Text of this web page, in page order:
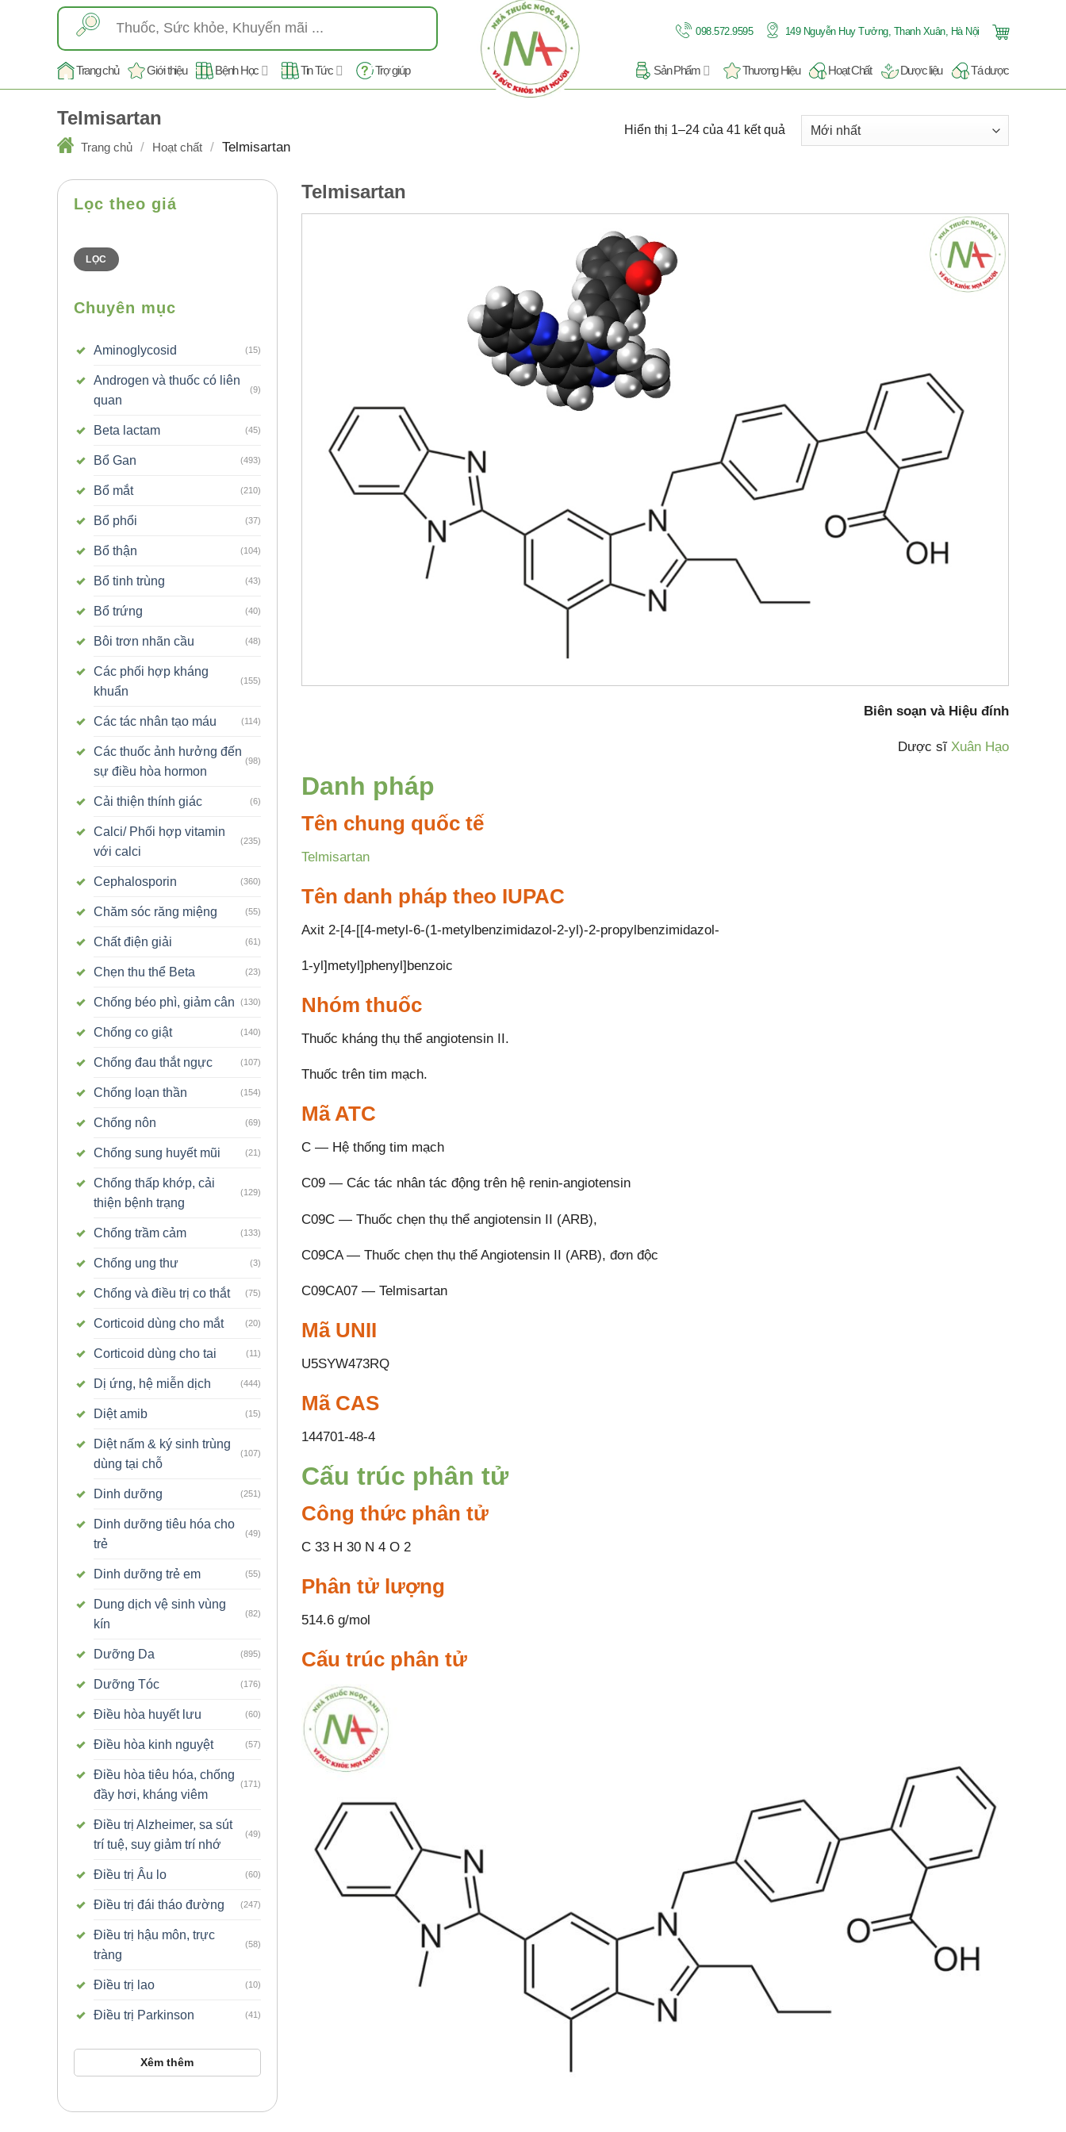
kiếm:
098.572.9595 149 Nguyễn Huy Tưởng, Thanh Xuân, Hà Nội
Trang chủ Giới thiệu Bệnh Học Tin Tức Trợ giúp Sản Phẩm Thương Hiệu Hoạt Chất Dược liệu Tá dược
Telmisartan
Trang chủ / Hoạt chất / Telmisartan
Hiển thị 1–24 của 41 kết quả
Lọc theo giá
thấp
nhất
cao
nhấtLỌC
Chuyên mục
Aminoglycosid (15)
Androgen và thuốc có liên
quan
(9)
Beta lactam (45)
Bổ Gan (493)
Bổ mắt (210)
Bổ phổi (37)
Bổ thận (104)
Bổ tinh trùng (43)
Bổ trứng (40)
Bôi trơn nhãn cầu (48)
Các phối hợp kháng
khuẩn
(155)
Các tác nhân tạo máu (114)
Các thuốc ảnh hưởng đến
sự điều hòa hormon
(98)
Cải thiện thính giác (6)
Calci/ Phối hợp vitamin
với calci
(235)
Cephalosporin (360)
Chăm sóc răng miệng (55)
Chất điện giải (61)
Chẹn thu thể Beta (23)
Chống béo phì, giảm cân (130)
Chống co giật (140)
Chống đau thắt ngực (107)
Chống loạn thần (154)
Chống nôn (69)
Chống sung huyết mũi (21)
Chống thấp khớp, cải
thiện bệnh trạng
(129)
Chống trầm cảm (133)
Chống ung thư (3)
Chống và điều trị co thắt (75)
Corticoid dùng cho mắt (20)
Corticoid dùng cho tai (11)
Dị ứng, hệ miễn dịch (444)
Diệt amib (15)
Diệt nấm & ký sinh trùng
dùng tại chỗ
(107)
Dinh dưỡng (251)
Dinh dưỡng tiêu hóa cho
trẻ
(49)
Dinh dưỡng trẻ em (55)
Dung dịch vệ sinh vùng
kín
(82)
Dưỡng Da (895)
Dưỡng Tóc (176)
Điều hòa huyết lưu (60)
Điều hòa kinh nguyệt (57)
Điều hòa tiêu hóa, chống
đầy hơi, kháng viêm
(171)
Điều trị Alzheimer, sa sút
trí tuệ, suy giảm trí nhớ
(49)
Điều trị Âu lo (60)
Điều trị đái tháo đường (247)
Điều trị hậu môn, trực
tràng
(58)
Điều trị lao (10)
Điều trị Parkinson (41)
Xêm thêm
Telmisartan
Biên soạn và Hiệu đính
Dược sĩXuân Hạo
Danh pháp
Tên chung quốc tế
Telmisartan
Tên danh pháp theo IUPAC
Axit 2-[4-[[4-metyl-6-(1-metylbenzimidazol-2-yl)-2-propylbenzimidazol-
1-yl]metyl]phenyl]benzoic
Nhóm thuốc
Thuốc kháng thụ thể angiotensin II.
Thuốc trên tim mạch.
Mã ATC
C — Hệ thống tim mạch
C09 — Các tác nhân tác động trên hệ renin-angiotensin
C09C — Thuốc chẹn thụ thể angiotensin II (ARB),
C09CA — Thuốc chẹn thụ thể Angiotensin II (ARB), đơn độc
C09CA07 — Telmisartan
Mã UNII
U5SYW473RQ
Mã CAS
144701-48-4
Cấu trúc phân tử
Công thức phân tử
C 33 H 30 N 4 O 2
Phân tử lượng
514.6 g/mol
Cấu trúc phân tử